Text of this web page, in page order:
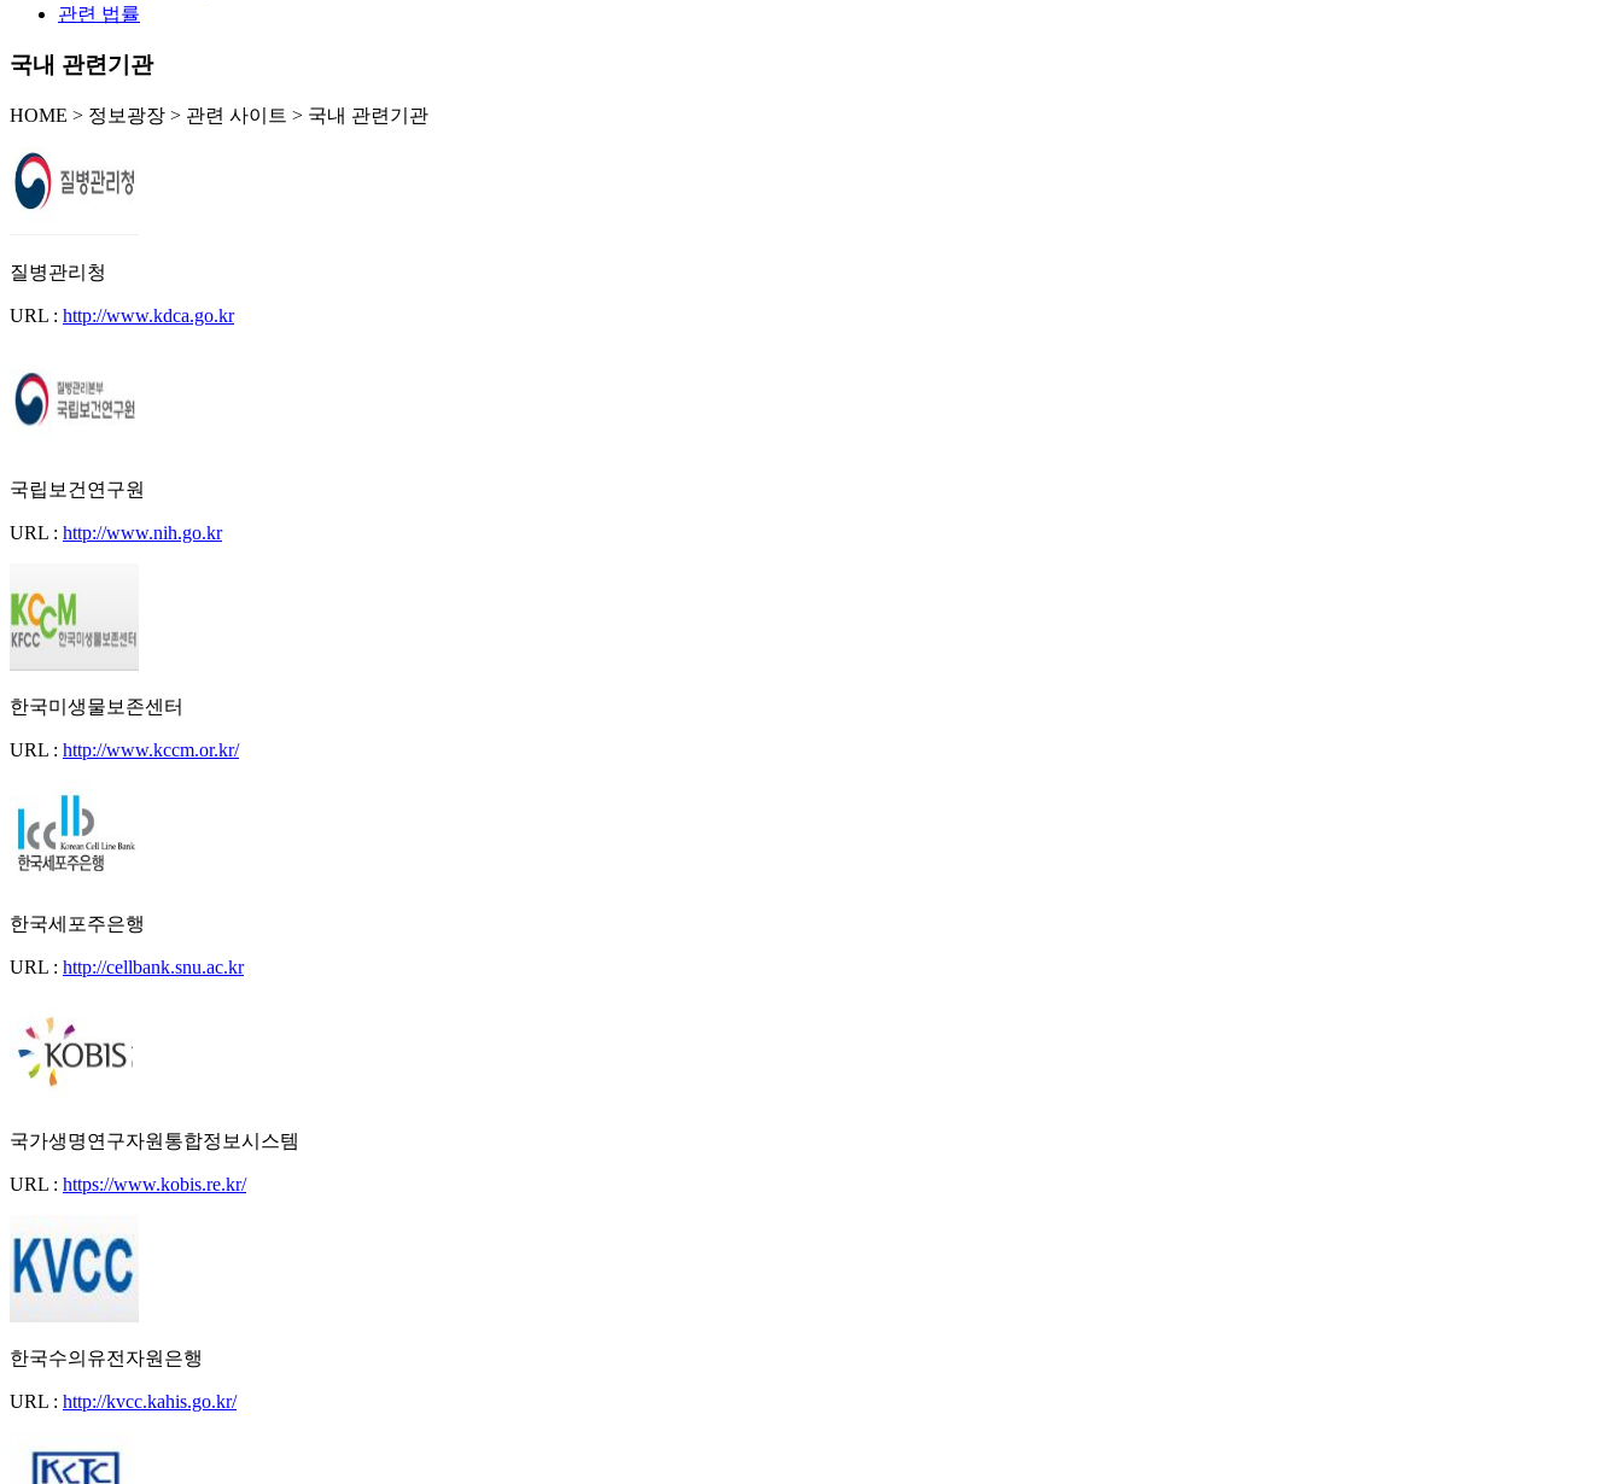
관련 법률
국내 관련기관
HOME > 정보광장 > 관련 사이트 > 국내 관련기관
질병관리청
URL : http://www.kdca.go.kr
국립보건연구원
URL : http://www.nih.go.kr
한국미생물보존센터
URL : http://www.kccm.or.kr/
한국세포주은행
URL : http://cellbank.snu.ac.kr
국가생명연구자원통합정보시스템
URL : https://www.kobis.re.kr/
한국수의유전자원은행
URL : http://kvcc.kahis.go.kr/